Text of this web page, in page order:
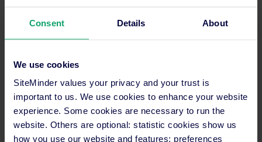
Consent Details About
We use cookies
SiteMinder values your privacy and your trust is
important to us. We use cookies to enhance your website
experience. Some cookies are necessary to run the
website. Others are optional: statistic cookies show us
how you use our website and features; preferences
verbringen?